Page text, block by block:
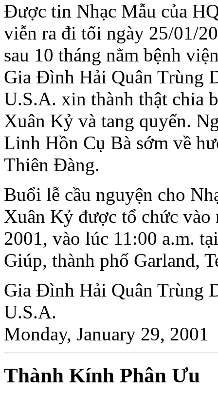
Ðược tin Nhạc Mẫu của
viễn ra đi tối ngày 25/01/
sau 10 tháng nằm bệnh
Gia Ðình Hải Quân Trùng
U.S.A. xin thành thật chia
Xuân Kỷ và tang quyến.
Linh Hồn Cụ Bà sớm về
Thiên Ðàng.
Buổi lễ cầu nguyện cho
Xuân Kỷ được tổ chức vào
2001, vào lúc 11:00 a.m.
Giúp, thành phố Garland,
Gia Ðình Hải Quân Trùng
U.S.A.
Monday, January 29, 2001
Thành Kính Phân Ưu